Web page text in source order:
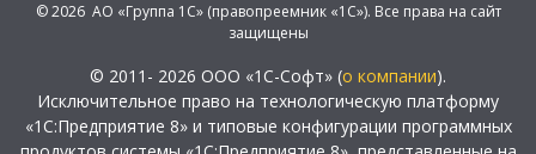
© 2026 АО «Группа 1С» (правопреемник «1С»). Все права на сайт
защищены
© 2011- 2026 ООО «1С-Софт» (о компании).
Исключительное право на технологическую платформу
«1С:Предприятие 8» и типовые конфигурации программных